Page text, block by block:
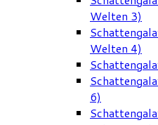
Welten 3)
Welten 4)
6)